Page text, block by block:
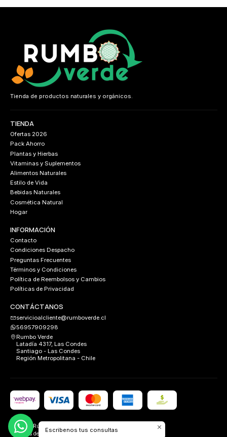
Tienda de productos naturales y orgánicos.
TIENDA
Ofertas 2026
Pack Ahorro
Plantas y Hierbas
Vitaminas y Suplementos
Alimentos Naturales
Estilo de Vida
Bebidas Naturales
Cosmética Natural
Hogar
INFORMACIÓN
Contacto
Condiciones Despacho
Preguntas Frecuentes
Términos y Condiciones
Política de Reembolsos y Cambios
Políticas de Privacidad
CONTÁCTANOS
servicioalcliente@rumboverde.cl
56957909298
Rumbo Verde
Latadía 4317, Las Condes
Santiago - Las Condes
Región Metropolitana - Chile
2026 Rumbo Verde.
Todos los derechos reservados.Desarrollado por
Escribenos tus consultas